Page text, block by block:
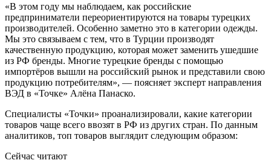
«В этом году мы наблюдаем, как российские
предприниматели переориентируются на товары турецких
производителей. Особенно заметно это в категории одежды.
Мы это связываем с тем, что в Турции производят
качественную продукцию, которая может заменить ушедшие
из РФ бренды. Многие турецкие бренды с помощью
импортёров вышли на российский рынок и представили свою
продукцию потребителям», — поясняет эксперт направления
ВЭД в «Точке» Алёна Панаско.
Специалисты «Точки» проанализировали, какие категории
товаров чаще всего ввозят в РФ из других стран. По данным
аналитиков, топ товаров выглядит следующим образом:
Сейчас читают